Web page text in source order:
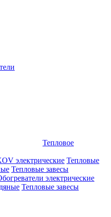
Тепловое
электрические Тепловые
Тепловые завесы
электрические
Тепловые завесы